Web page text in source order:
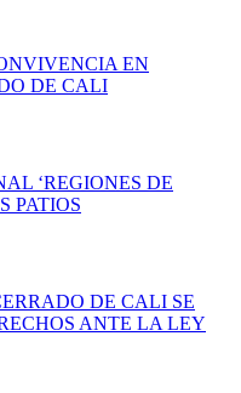
EN
DE CALI
‘REGIONES DE
PATIOS
DE CALI SE
ANTE LA LEY